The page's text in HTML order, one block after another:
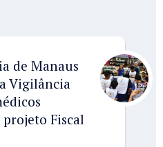
de Manaus
Vigilância
Fiscal